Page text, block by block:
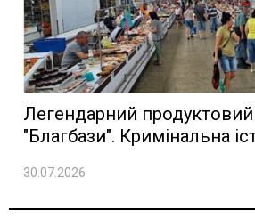
Легендарний продуктовий
"Благбази". Кримінальна
30.07.2026